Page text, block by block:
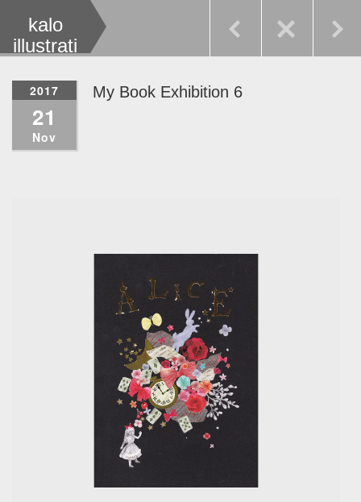
kalo
illustrati
2017
21
Nov
My Book Exhibition 6